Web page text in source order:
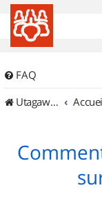
FAQ
UtagawaVTT (Randos VTT et VTTAE avec traces GPS)